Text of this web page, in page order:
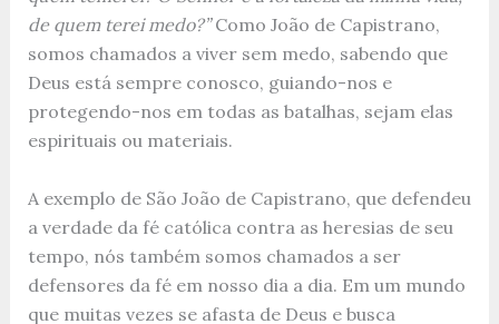
de quem terei medo?”Como João de Capistrano,
somos chamados a viver sem medo, sabendo que
Deus está sempre conosco, guiando-nos e
protegendo-nos em todas as batalhas, sejam elas
espirituais ou materiais.
A exemplo de São João de Capistrano, que defendeu
a verdade da fé católica contra as heresias de seu
tempo, nós também somos chamados a ser
defensores da fé em nosso dia a dia. Em um mundo
que muitas vezes se afasta de Deus e busca